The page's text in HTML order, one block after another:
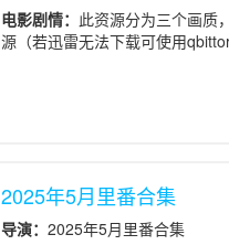
电影剧情： 此资源分为三个画质
源（若迅雷无法下载可使用
2025年5月里番合集
导演： 2025年5月里番合集